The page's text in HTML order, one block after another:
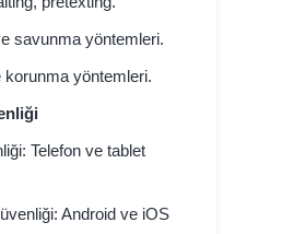
savunma yöntemleri.
korunma yöntemleri.
Telefon ve tablet
Android ve iOS